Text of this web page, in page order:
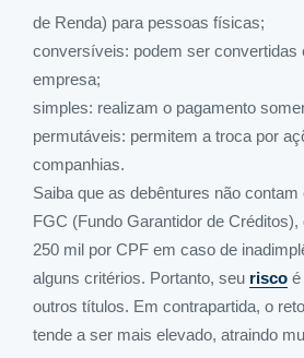
de Renda) para pessoas físicas;
conversíveis: podem ser convertidas
empresa;
simples: realizam o pagamento
permutáveis: permitem a troca por
companhias.
Saiba que as debêntures não
FGC (Fundo Garantidor de
250 mil por CPF em caso de
alguns critérios. Portanto, seu risco é
outros títulos. Em contrapartida, o
tende a ser mais elevado, atraindo